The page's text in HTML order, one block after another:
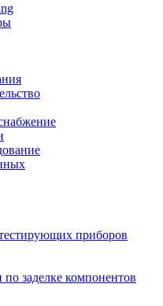
приборов
заделке компонентов